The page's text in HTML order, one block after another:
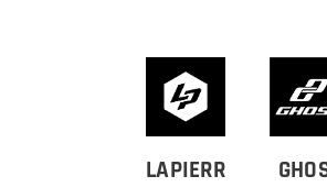
LAPIERR